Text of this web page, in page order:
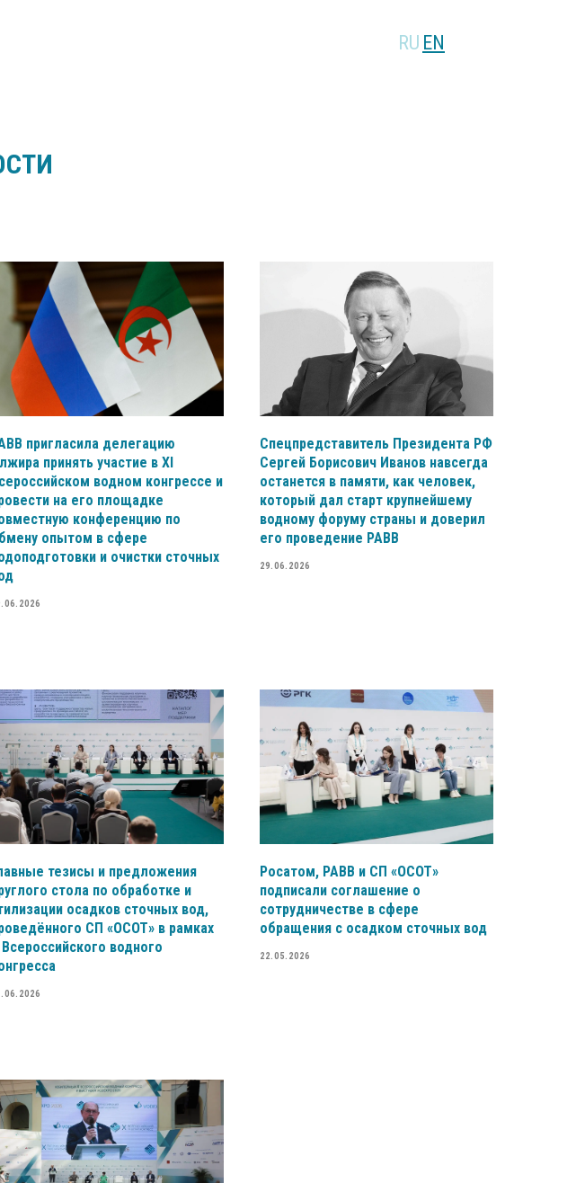
RU EN
пригласила делегацию
принять участие в XI
водном конгрессе и
на его площадке
конференцию по
опытом в сфере
и очистки сточных
Спецпредставитель Президента РФ
Сергей Борисович Иванов навсегда
останется в памяти, как человек,
который дал старт крупнейшему
водному форуму страны и доверил
его проведение РАВВ
29.06.2026
тезисы и предложения
стола по обработке и
осадков сточных вод,
СП «ОСОТ» в рамках
водного
Росатом, РАВВ и СП «ОСОТ»
подписали соглашение о
сотрудничестве в сфере
обращения с осадком сточных вод
22.05.2026